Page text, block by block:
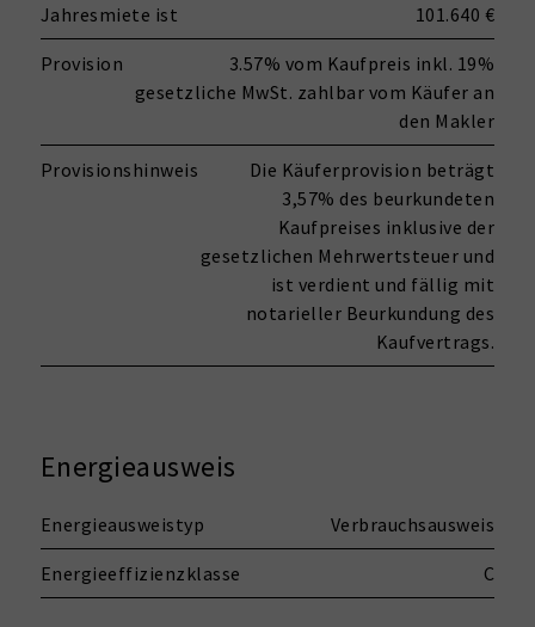
Jahresmiete ist 101.640 €
Provision
3.57% vom Kaufpreis inkl. 19%
gesetzliche MwSt. zahlbar vom Käufer an
den Makler
Provisionshinweis
Die Käuferprovision beträgt
3,57% des beurkundeten
Kaufpreises inklusive der
gesetzlichen Mehrwertsteuer und
ist verdient und fällig mit
notarieller Beurkundung des
Kaufvertrags.
Energieausweis
Energieausweistyp Verbrauchsausweis
Energieeffizienzklasse C